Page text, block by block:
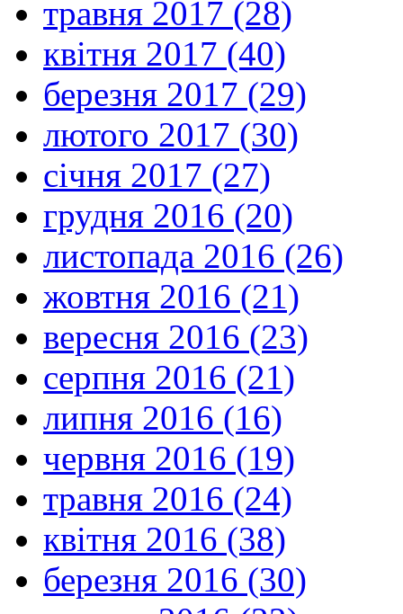
травня 2017 (28)
квітня 2017 (40)
березня 2017 (29)
лютого 2017 (30)
січня 2017 (27)
грудня 2016 (20)
листопада 2016 (26)
жовтня 2016 (21)
вересня 2016 (23)
серпня 2016 (21)
липня 2016 (16)
червня 2016 (19)
травня 2016 (24)
квітня 2016 (38)
березня 2016 (30)